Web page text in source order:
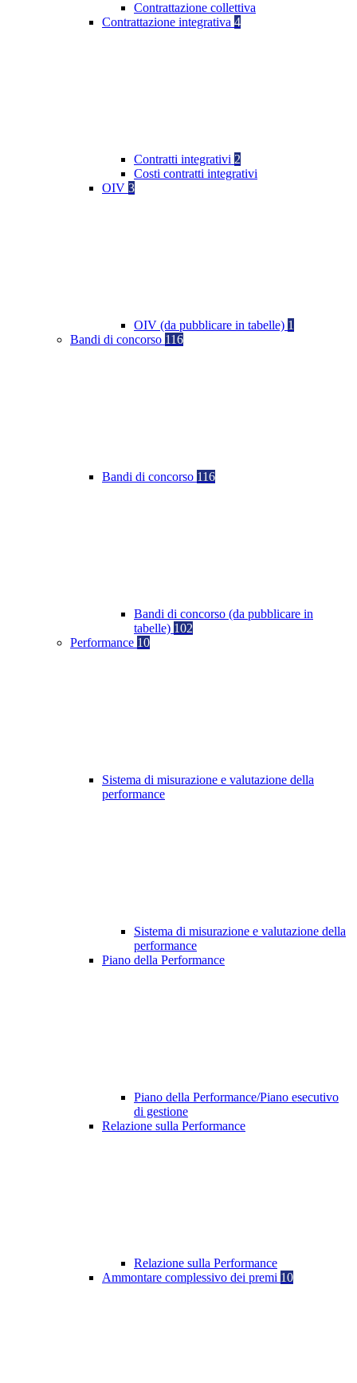
Contrattazione collettiva
Contrattazione integrativa 4
Contratti integrativi 2
Costi contratti integrativi
OIV 3
OIV (da pubblicare in tabelle) 1
Bandi di concorso 116
Bandi di concorso 116
Bandi di concorso (da pubblicare in
tabelle) 102
Performance 10
Sistema di misurazione e valutazione della
performance
Sistema di misurazione e valutazione della
performance
Piano della Performance
Piano della Performance/Piano esecutivo
di gestione
Relazione sulla Performance
Relazione sulla Performance
Ammontare complessivo dei premi 10